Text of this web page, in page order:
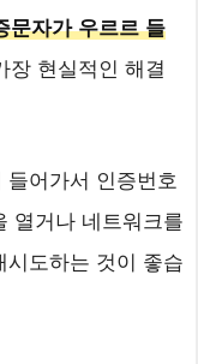
문자가 우르르 들
장 현실적인 해결
어가서 인증번호
열거나 네트워크를
시도하는 것이 좋습